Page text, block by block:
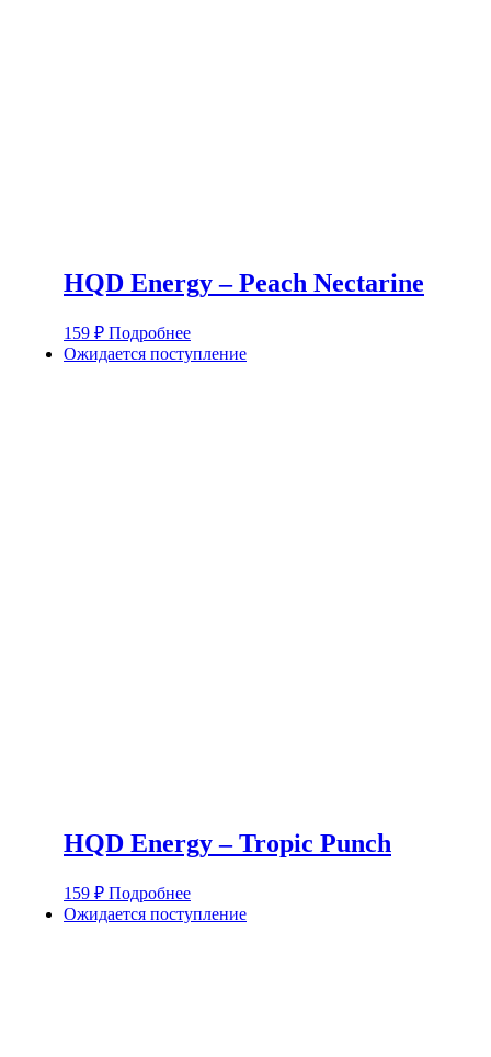
HQD Energy – Peach Nectarine
159 ₽ Подробнее
Ожидается поступление
HQD Energy – Tropic Punch
159 ₽ Подробнее
Ожидается поступление